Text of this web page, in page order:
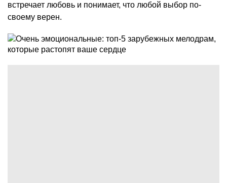
встречает любовь и понимает, что любой выбор по-
своему верен.